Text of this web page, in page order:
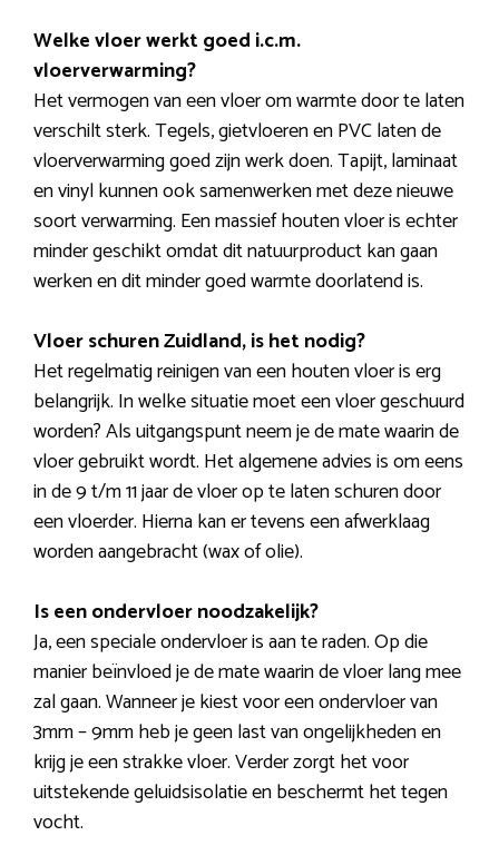
Welke vloer werkt goed i.c.m.
vloerverwarming?
Het vermogen van een vloer om warmte door te laten
verschilt sterk. Tegels, gietvloeren en PVC laten de
vloerverwarming goed zijn werk doen. Tapijt, laminaat
en vinyl kunnen ook samenwerken met deze nieuwe
soort verwarming. Een massief houten vloer is echter
minder geschikt omdat dit natuurproduct kan gaan
werken en dit minder goed warmte doorlatend is.
Vloer schuren Zuidland, is het nodig?
Het regelmatig reinigen van een houten vloer is erg
belangrijk. In welke situatie moet een vloer geschuurd
worden? Als uitgangspunt neem je de mate waarin de
vloer gebruikt wordt. Het algemene advies is om eens
in de 9 t/m 11 jaar de vloer op te laten schuren door
een vloerder. Hierna kan er tevens een afwerklaag
worden aangebracht (wax of olie).
Is een ondervloer noodzakelijk?
Ja, een speciale ondervloer is aan te raden. Op die
manier beïnvloed je de mate waarin de vloer lang mee
zal gaan. Wanneer je kiest voor een ondervloer van
3mm – 9mm heb je geen last van ongelijkheden en
krijg je een strakke vloer. Verder zorgt het voor
uitstekende geluidsisolatie en beschermt het tegen
vocht.